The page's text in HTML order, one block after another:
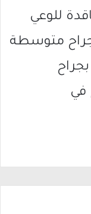
وهي فاقدة للوعي
متوسطة
(27 عامًا) بجراح
في